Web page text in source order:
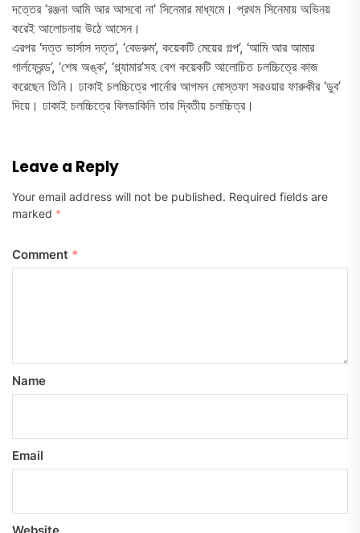
দত্তের ‘রঞ্জনা আমি আর আসবো না’ সিনেমার মাধ্যমে। প্রথম সিনেমায় অভিনয়
করেই আলোচনায় উঠে আসেন।
এরপর ‘দত্ত ভার্সাস দত্ত’, ‘বেডরুম’, কয়েকটি মেয়ের গল্প’, ‘আমি আর আমার
গার্লফ্রেন্ড’, ‘শেষ অঙ্ক’, ‘গ্ল্যামার’সহ বেশ কয়েকটি আলোচিত চলচ্চিত্রে কাজ
করেছেন তিনি। ঢাকাই চলচ্চিত্রে পার্নোর আগমন মোস্তফা সরওয়ার ফারুকীর ‘ডুব’
দিয়ে। ঢাকাই চলচ্চিত্রে বিলডাকিনি তার দ্বিতীয় চলচ্চিত্র।
Leave a Reply
Your email address will not be published. Required fields are
marked *
Comment *
Name
Email